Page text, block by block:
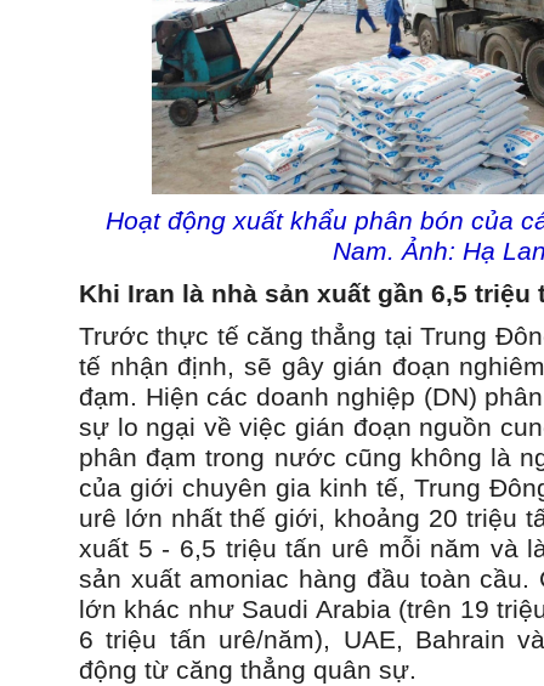
Hoạt động xuất khẩu phân bón của
Nam. Ảnh: Hạ
Khi Iran là nhà sản xuất gần 6,5 triệu
Trước thực tế căng thẳng tại Trung
tế nhận định, sẽ gây gián đoạn
đạm. Hiện các doanh nghiệp (DN)
sự lo ngại về việc gián đoạn nguồn
phân đạm trong nước cũng không là
của giới chuyên gia kinh tế, Trung
urê lớn nhất thế giới, khoảng 20 triệu
xuất 5 - 6,5 triệu tấn urê mỗi năm và
sản xuất amoniac hàng đầu toàn cầu.
lớn khác như Saudi Arabia (trên 19
6 triệu tấn urê/năm), UAE, Bahrain
động từ căng thẳng quân sự.